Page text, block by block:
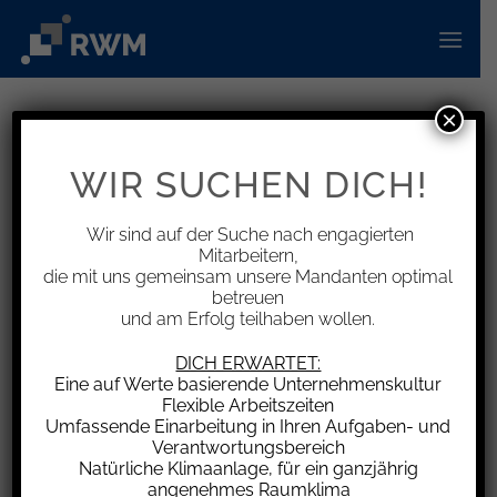
Inhalt
springen
Unfall – Mitverschulden bei
überhöhter Geschwindigkeit
Eine schuldhafte Mitverursachung eines Unfalls
liegt vor, wenn der Fahrer die zulässige
Höchstgeschwindigkeit überschritten hat und
der Unfall bei Einhaltung der erlaubten
Geschwindigkeit entweder hätte vermieden
werden können oder zumindest deutlich
glimpflicher verlaufen wäre – etwa mit weniger
WIR SUCHEN DICH!
Wir sind auf der Suche nach engagierten
Mitarbeitern,
die mit uns gemeinsam unsere Mandanten optimal
betreuen
und am Erfolg teilhaben wollen.
DICH ERWARTET:
Eine auf Werte basierende Unternehmenskultur
Flexible Arbeitszeiten
Umfassende Einarbeitung in Ihren Aufgaben- und
Verantwortungsbereich
Natürliche Klimaanlage, für ein ganzjährig
angenehmes Raumklima
×